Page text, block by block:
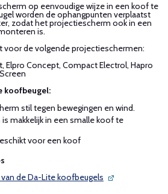
op eenvoudige wijze in een koof te
worden de ophangpunten verplaatst
zodat het projectiescherm ook in een
is.
voor de volgende projectieschermen:
Elpro Concept, Compact Electrol, Hapro
koofbeugel:
stil tegen bewegingen en wind.
makkelijk in een smalle koof te
voor een koof
de Da-Lite koofbeugels